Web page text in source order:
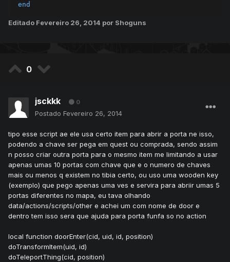
end
Editado Fevereiro 26, 2014 por Shoguns
0
jsckkk 0
Postado Fevereiro 26, 2014
tipo esse script ae ele usa certo item para abrir a porta ne isso,
podendo a chave ser pega em quest ou comprada, sendo assim
n posso criar outra porta para o mesmo item me limitando a usar
apenas umas 10 portas com chave que e o numero de chaves
mais ou menos q existem no tibia certo, ou uso uma wooden key
(exemplo) que pego apenas uma ves e servira para abriir umas 5
portas diferentes no mapa, eu tava olhando
data/actions/scripts/other e achei um com nome de door e
dentro tem isso sera que ajuda para porta funfa so no action
local function doorEnter(cid, uid, id, position)
doTransformItem(uid, id)
doTeleportThing(cid, position)